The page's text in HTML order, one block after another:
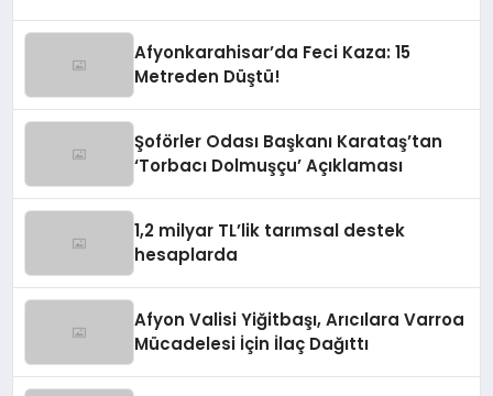
Afyonkarahisar’da Feci Kaza: 15
Metreden Düştü!
Şoförler Odası Başkanı Karataş’tan
‘Torbacı Dolmuşçu’ Açıklaması
1,2 milyar TL’lik tarımsal destek
hesaplarda
Afyon Valisi Yiğitbaşı, Arıcılara Varroa
Mücadelesi İçin İlaç Dağıttı